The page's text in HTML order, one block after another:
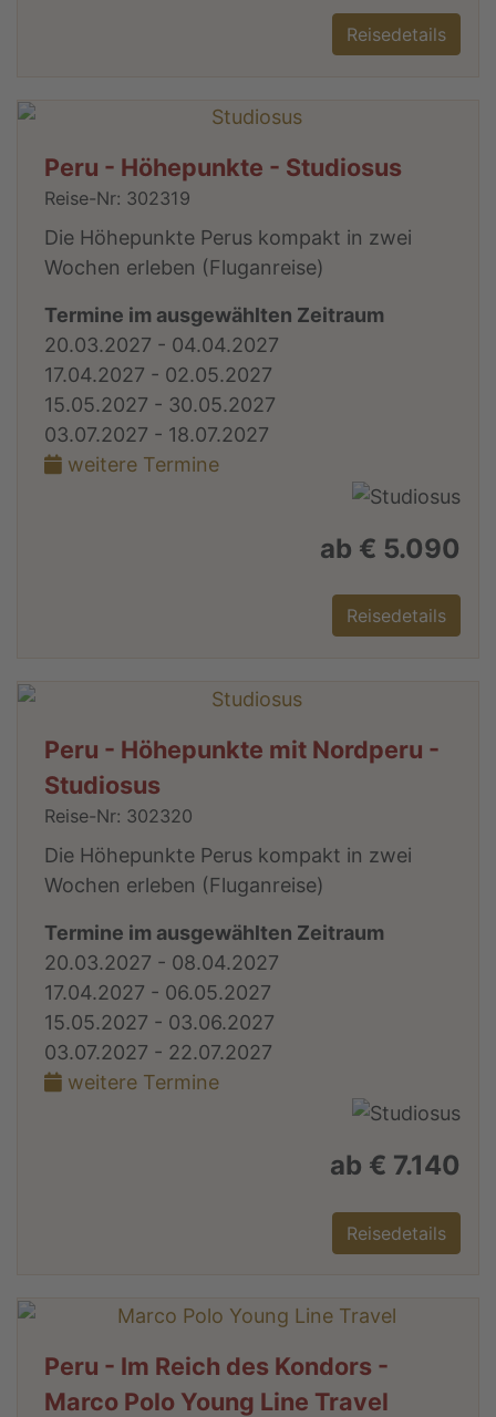
Reisedetails
Peru - Höhepunkte - Studiosus
Reise-Nr: 302319
Die Höhepunkte Perus kompakt in zwei
Wochen erleben (Fluganreise)
Termine im ausgewählten Zeitraum
20.03.2027 - 04.04.2027
17.04.2027 - 02.05.2027
15.05.2027 - 30.05.2027
03.07.2027 - 18.07.2027
weitere Termine
ab € 5.090
Reisedetails
Peru - Höhepunkte mit Nordperu -
Studiosus
Reise-Nr: 302320
Die Höhepunkte Perus kompakt in zwei
Wochen erleben (Fluganreise)
Termine im ausgewählten Zeitraum
20.03.2027 - 08.04.2027
17.04.2027 - 06.05.2027
15.05.2027 - 03.06.2027
03.07.2027 - 22.07.2027
weitere Termine
ab € 7.140
Reisedetails
Peru - Im Reich des Kondors -
Marco Polo Young Line Travel